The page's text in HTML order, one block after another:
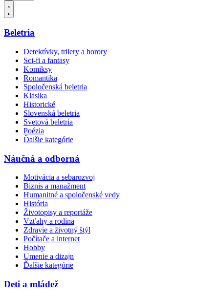
Beletria
Detektívky, trilery a horory
Sci-fi a fantasy
Komiksy
Romantika
Spoločenská beletria
Klasika
Historické
Slovenská beletria
Svetová beletria
Poézia
Ďalšie kategórie
Náučná a odborná
Motivácia a sebarozvoj
Biznis a manažment
Humanitné a spoločenské vedy
História
Životopisy a reportáže
Vzťahy a rodina
Zdravie a životný štýl
Počítače a internet
Hobby
Umenie a dizajn
Ďalšie kategórie
Deti a mládež